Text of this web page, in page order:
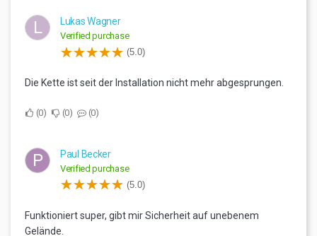
L Lukas Wagner
Verified purchase
(5.0)
Die Kette ist seit der Installation nicht mehr abgesprungen.
0 0 0
P Paul Becker
Verified purchase
(5.0)
Funktioniert super, gibt mir Sicherheit auf unebenem
Gelände.